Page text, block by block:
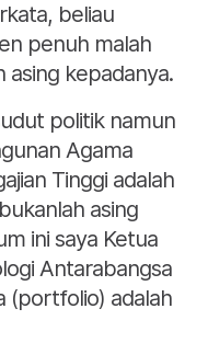
beliau
penuh malah
kepadanya.
politik namun
Agama
Tinggi adalah
asing
ini saya Ketua
Antarabangsa
(portfolio) adalah